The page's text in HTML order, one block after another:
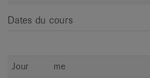
Dates du cours
Jour
me